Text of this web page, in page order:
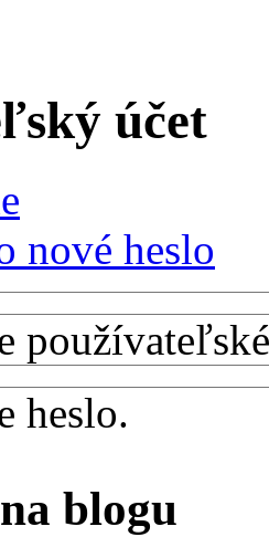
účet
nové heslo
heslo.
blogu